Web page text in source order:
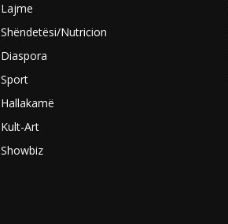
Lajme
Shëndetësi/Nutricion
Diaspora
Sport
Hallakamë
Kult-Art
Showbiz